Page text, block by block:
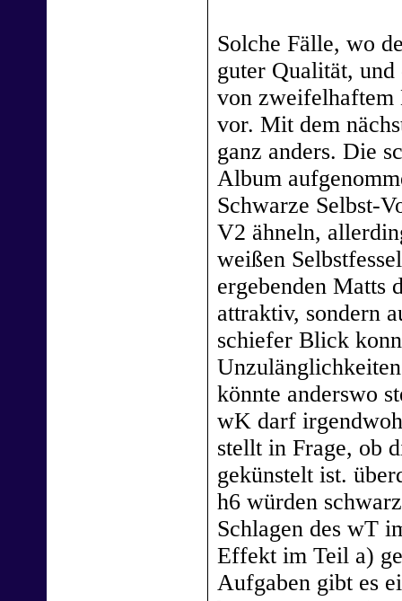
Solche Fälle, wo
guter Qualität,
von zweifelhaftem
vor. Mit dem
ganz anders. Die
Album
Schwarze Selbst-
V2 ähneln,
weißen
ergebenden Matts
attraktiv, sondern
schiefer Blick
könnte anderswo
wK darf
stellt in Frage, ob
gekünstelt ist.
h6 würden
Schlagen des wT
Effekt im Teil a)
Aufgaben gibt es